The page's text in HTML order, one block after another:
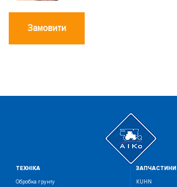
Замовити
ТЕХНIКА
Обробка грунту
ЗАПЧАСТИНИ
KUHN